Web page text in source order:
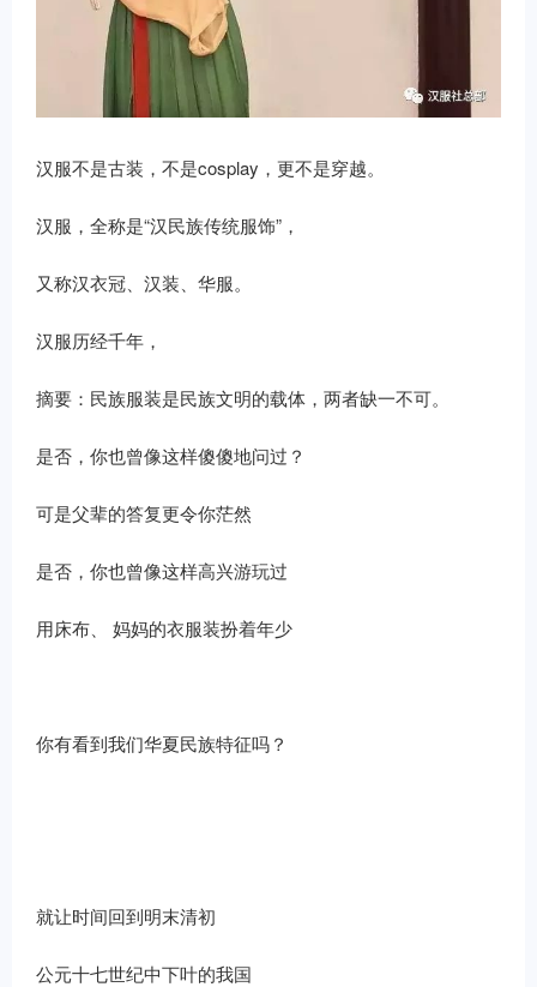
汉服不是古装，不是cosplay，更不是穿越。
汉服，全称是“汉民族传统服饰”，
又称汉衣冠、汉装、华服。
汉服历经千年，
摘要：民族服装是民族文明的载体，两者缺一不可。
是否，你也曾像这样傻傻地问过？
可是父辈的答复更令你茫然
是否，你也曾像这样高兴游玩过
用床布、 妈妈的衣服装扮着年少
你有看到我们华夏民族特征吗？
就让时间回到明末清初
公元十七世纪中下叶的我国